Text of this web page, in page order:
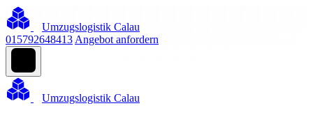
Umzugslogistik Calau
015792648413 Angebot anfordern
Umzugslogistik Calau